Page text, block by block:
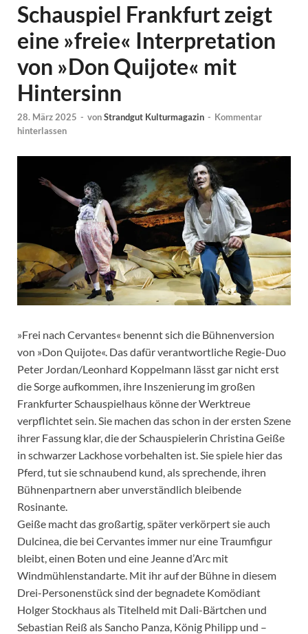
Schauspiel Frankfurt zeigt
eine »freie« Interpretation
von »Don Quijote« mit
Hintersinn
28. März 2025 - vonStrandgut Kulturmagazin - Kommentar
hinterlassen
»Frei nach Cervantes« benennt sich die Bühnenversion
von »Don Quijote«. Das dafür verantwortliche Regie-Duo
Peter Jordan/Leonhard Koppelmann lässt gar nicht erst
die Sorge aufkommen, ihre Inszenierung im großen
Frankfurter Schauspielhaus könne der Werktreue
verpflichtet sein. Sie machen das schon in der ersten Szene
ihrer Fassung klar, die der Schauspielerin Christina Geiße
in schwarzer Lackhose vorbehalten ist. Sie spiele hier das
Pferd, tut sie schnaubend kund, als sprechende, ihren
Bühnenpartnern aber unverständlich bleibende
Rosinante.
Geiße macht das großartig, später verkörpert sie auch
Dulcinea, die bei Cervantes immer nur eine Traumfigur
bleibt, einen Boten und eine Jeanne d’Arc mit
Windmühlenstandarte. Mit ihr auf der Bühne in diesem
Drei-Personenstück sind der begnadete Komödiant
Holger Stockhaus als Titelheld mit Dali-Bärtchen und
Sebastian Reiß als Sancho Panza, König Philipp und –